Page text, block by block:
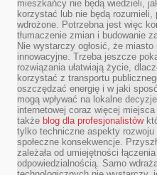
mieszkańcy nie będą wiedzieli,
korzystać lub nie będą rozumieli,
wdrożone. Potrzebna jest więc
tłumaczenie zmian i budowanie
Nie wystarczy ogłosić, że miasto
innowacyjne. Trzeba jeszcze
rozwiązania ułatwiają życie,
korzystać z transportu
oszczędzać energię i w jaki
mogą wpływać na lokalne
internetowej coraz więcej
także blog dla profesjonalistów
tylko techniczne aspekty
społeczne konsekwencje.
zależała od umiejętności
odpowiedzialnością. Samo